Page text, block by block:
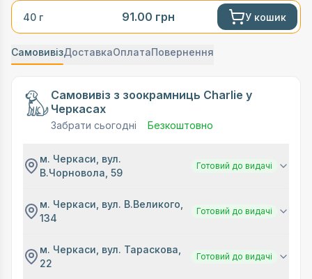
40 г 91.00 грн У кошик
СамовивізДоставкаОплатаПовернення
Самовивіз з зоокрамниць Charlie у
Черкасах
Забрати сьогодні Безкоштовно
м. Черкаси, вул.
В.Чорновола, 59
Готовий до видачі
м. Черкаси, вул. В.Великого,
134
Готовий до видачі
м. Черкаси, вул. Тараскова,
22
Готовий до видачі